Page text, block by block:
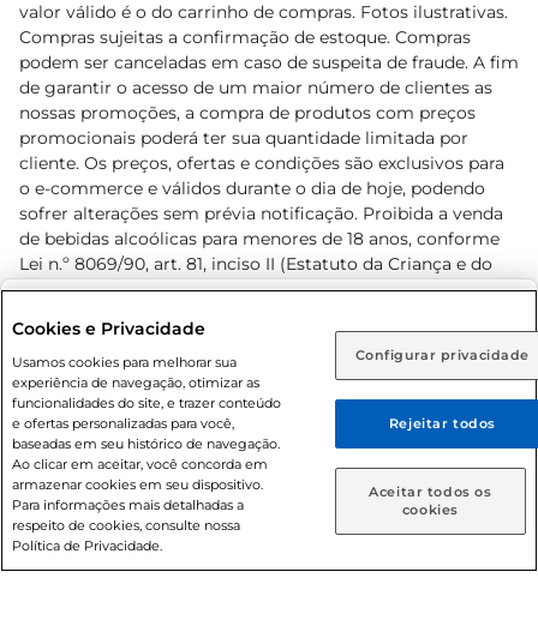
Rio de Janeiro (RJ) Goiás (GO)
Ou
Caso queira comprar online, informe como deseja receber
suas compras:
Entrega em casa Retire em Loja
valor válido é o do carrinho de compras. Fotos ilustrativas.
Compras sujeitas a confirmação de estoque. Compras
podem ser canceladas em caso de suspeita de fraude. A fim
de garantir o acesso de um maior número de clientes as
nossas promoções, a compra de produtos com preços
promocionais poderá ter sua quantidade limitada por
cliente. Os preços, ofertas e condições são exclusivos para
o e-commerce e válidos durante o dia de hoje, podendo
sofrer alterações sem prévia notificação. Proibida a venda
de bebidas alcoólicas para menores de 18 anos, conforme
Lei n.º 8069/90, art. 81, inciso II (Estatuto da Criança e do
Adolescente). Preços e condições exclusivos para o
prévio. O valor mínimo para as compras on-line é de R$
80,00.
© 2026 Copyright. Todos os direitos
reservados Prezunic.
Cookies e Privacidade
Usamos cookies para melhorar sua
experiência de navegação, otimizar as
funcionalidades do site, e trazer conteúdo
e ofertas personalizadas para você,
baseadas em seu histórico de navegação.
Ao clicar em aceitar, você concorda em
armazenar cookies em seu dispositivo.
Para informações mais detalhadas a
respeito de cookies, consulte nossa
Política de Privacidade.
Configurar privacidade
Rejeitar todos
Aceitar todos os
cookies